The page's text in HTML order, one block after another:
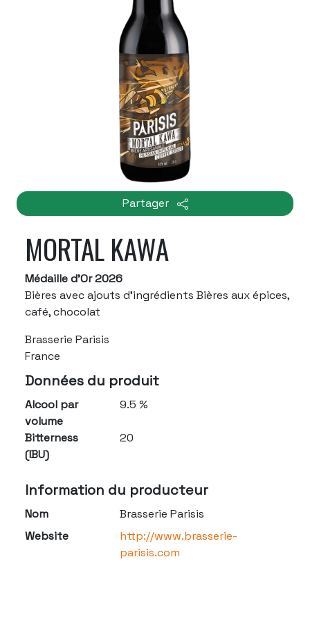
Partager
MORTAL KAWA
Médaille d'Or 2026
Bières avec ajouts d'ingrédients Bières aux épices,
café, chocolat
Brasserie Parisis
France
Données du produit
Alcool par
volume
9.5 %
Bitterness
(IBU)
20
Information du producteur
Nom
Brasserie Parisis
Website
http://www.brasserie-
parisis.com